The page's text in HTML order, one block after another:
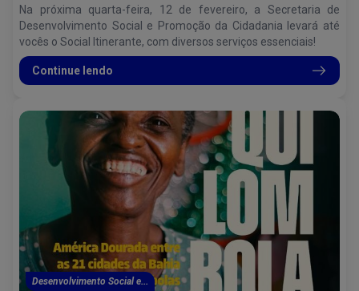
Na próxima quarta-feira, 12 de fevereiro, a Secretaria de
Desenvolvimento Social e Promoção da Cidadania levará até
vocês o Social Itinerante, com diversos serviços essenciais!
Continue lendo
Desenvolvimento Social e...